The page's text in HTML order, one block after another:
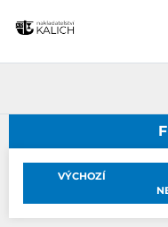
VÝCHOZÍ